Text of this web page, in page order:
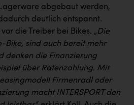
abgebaut werden,
deutlich entspannt.
die Treiber bei Bikes. „Die
Bike, sind auch bereit mehr
denken die Finanzierung
über Ratenzahlung. Mit
Firmenradl oder
macht INTERSPORT den